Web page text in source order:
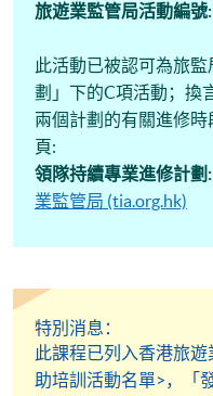
旅遊業監管局活動編號
此活動已被認可為旅
劃」下的C項活動；換
兩個計劃的有關進修
頁:
領隊持續專業進修計劃:
業監管局 (tia.org.hk)
特別消息：
此課程已列入香港旅
助培訓活動名單>，「